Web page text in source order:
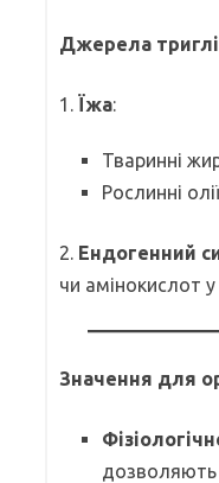
Джерела
1. Їжа:
Тваринні
Рослинні
2. Ендогенний
чи амінокислот у
Значення для
дозволяють